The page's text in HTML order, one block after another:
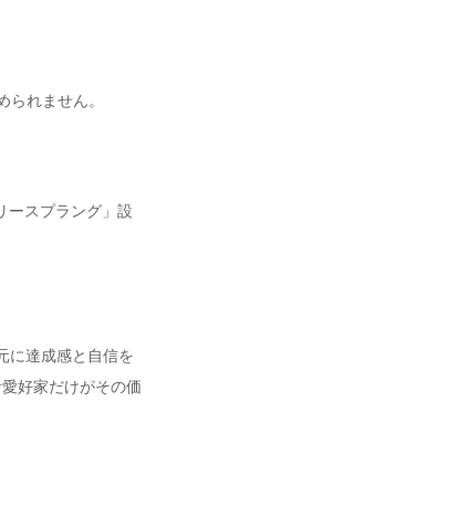
れません。
ースプラング」設
に達成感と自信を
好家だけがその価